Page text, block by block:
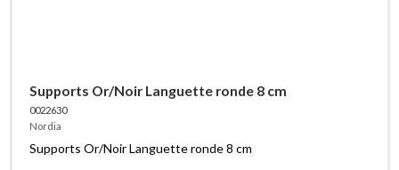
Supports Or/Noir Languette ronde 8 cm
0022630
Nordia
Supports Or/Noir Languette ronde 8 cm